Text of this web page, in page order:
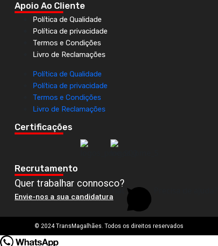
Apoio Ao Cliente
Política de Qualidade
Política de privacidade
Termos e Condições
Livro de Reclamações
Política de Qualidade
Política de privacidade
Termos e Condições
Livro de Reclamações
Certificações
Recrutamento
Quer trabalhar connosco?
Envie-nos a sua candidatura
© 2024 TransMagalhães. Todos os direitos reservados